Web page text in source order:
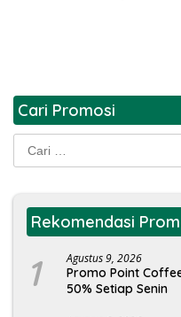
Cari Promosi
Cari
untuk:
Rekomendasi
1 Agustus 9, 2026
Promo Point
50% Setiap Senin